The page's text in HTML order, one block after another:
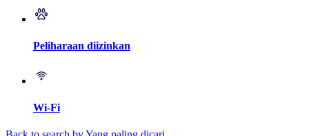
Peliharaan diizinkan
Wi-Fi